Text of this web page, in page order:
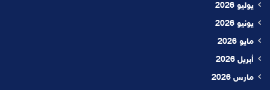
يوليو 2026
يونيو 2026
مايو 2026
أبريل 2026
مارس 2026